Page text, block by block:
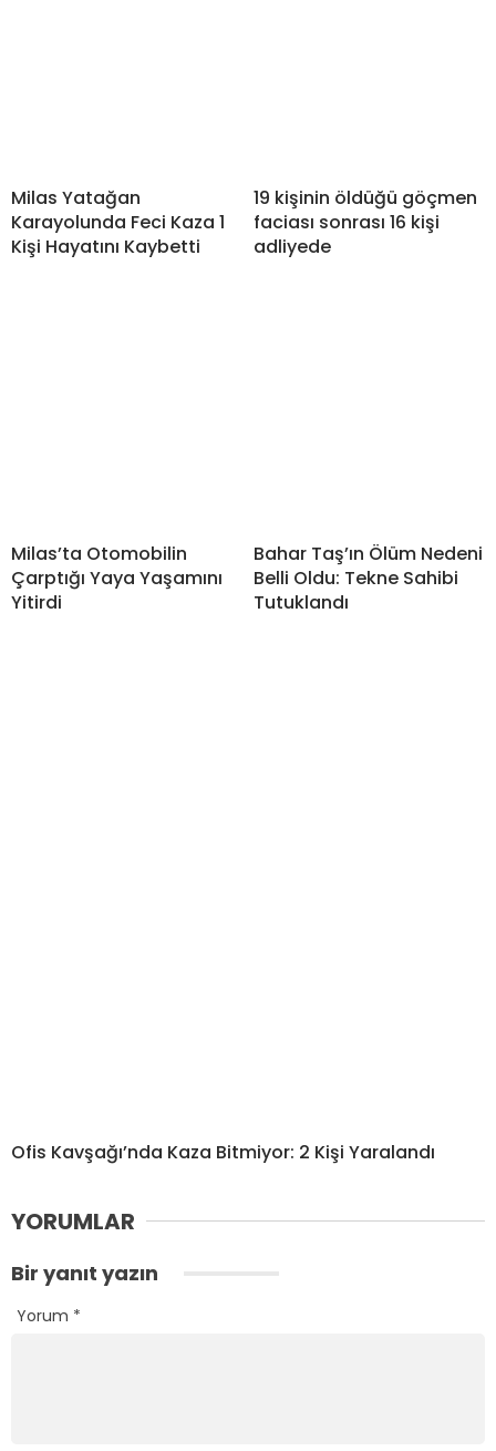
Milas Yatağan
Karayolunda Feci Kaza 1
Kişi Hayatını Kaybetti
19 kişinin öldüğü göçmen
faciası sonrası 16 kişi
adliyede
Milas’ta Otomobilin
Çarptığı Yaya Yaşamını
Yitirdi
Bahar Taş’ın Ölüm Nedeni
Belli Oldu: Tekne Sahibi
Tutuklandı
Ofis Kavşağı’nda Kaza Bitmiyor: 2 Kişi Yaralandı
YORUMLAR
Bir yanıt yazın
Yorum *